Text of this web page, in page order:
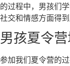
的过程中，男孩们
社交和情感方面得
男孩夏令
参加我们夏令营的